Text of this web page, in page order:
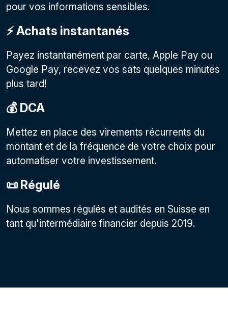
pour vos informations sensibles.
⚡️ Achats instantanés
Payez instantanément par carte, Apple Pay ou
Google Pay, recevez vos sats quelques minutes
plus tard!
💰 DCA
Mettez en place des virements récurrents du
montant et de la fréquence de votre choix pour
automatiser votre investissement.
📜 Régulé
Nous sommes régulés et audités en Suisse en
tant qu'intermédiaire financier depuis 2019.